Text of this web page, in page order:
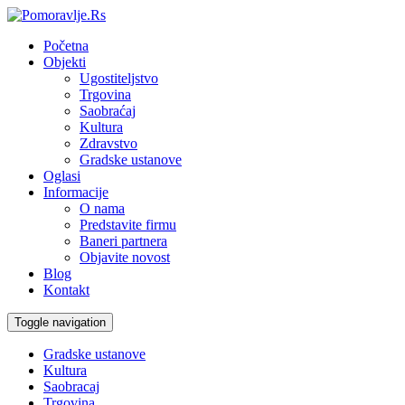
Početna
Objekti
Ugostiteljstvo
Trgovina
Saobraćaj
Kultura
Zdravstvo
Gradske ustanove
Oglasi
Informacije
O nama
Predstavite firmu
Baneri partnera
Objavite novost
Blog
Kontakt
Toggle navigation
Gradske ustanove
Kultura
Saobracaj